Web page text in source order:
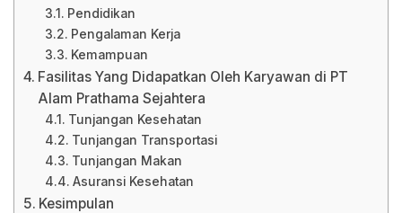
Pendidikan
Pengalaman Kerja
Kemampuan
Fasilitas Yang Didapatkan Oleh Karyawan di PT
Alam Prathama Sejahtera
Tunjangan Kesehatan
Tunjangan Transportasi
Tunjangan Makan
Asuransi Kesehatan
Kesimpulan